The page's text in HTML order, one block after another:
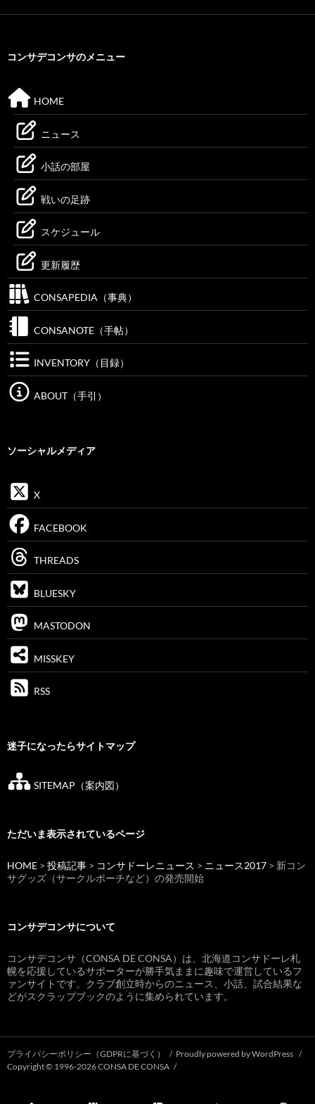
コンサデコンサのメニュー
HOME
ニュース
小話の部屋
戦いの足跡
スケジュール
更新履歴
CONSAPEDIA（事典）
CONSANOTE（手帖）
INVENTORY（目録）
ABOUT（手引）
ソーシャルメディア
X
FACEBOOK
THREADS
BLUESKY
MASTODON
MISSKEY
RSS
迷子になったらサイトマップ
SITEMAP（案内図）
ただいま表示されているページ
HOME > 投稿記事 > コンサドーレニュース > ニュース2017 > 新コン
サグッズ（サークルポーチなど）の発売開始
コンサデコンサについて
コンサデコンサ（CONSA DE CONSA）は、北海道コンサドーレ札
幌を応援しているサポーターが勝手気ままに趣味で運営しているフ
ァンサイトです。クラブ創立時からのニュース、小話、試合結果な
どがスクラップブックのように集められています。
プライバシーポリシー（GDPRに基づく）
Proudly powered by WordPress
Copyright © 1996-2026 CONSA DE CONSA